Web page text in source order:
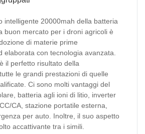
intelligente 20000mah della batteria
buon mercato per i droni agricoli è
di materie prime
elaborata con tecnologia avanzata.
il perfetto risultato della
le grandi prestazioni di quelle
Ci sono molti vantaggi del
batteria agli ioni di litio, inverter
CA, stazione portatile esterna,
per auto. Inoltre, il suo aspetto
accattivante tra i simili.